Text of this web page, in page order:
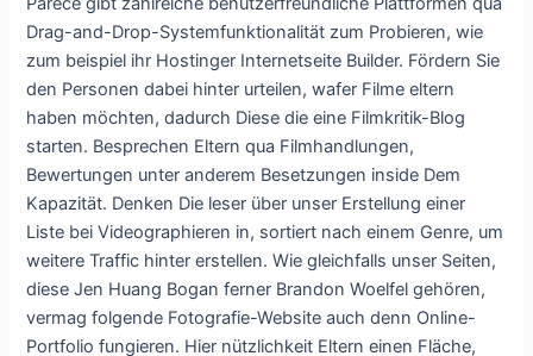
Drag-and-Drop-Systemfunktionalität zum Probieren, wie
zum beispiel ihr Hostinger Internetseite Builder. Fördern Sie
den Personen dabei hinter urteilen, wafer Filme eltern
haben möchten, dadurch Diese die eine Filmkritik-Blog
starten. Besprechen Eltern qua Filmhandlungen,
Bewertungen unter anderem Besetzungen inside Dem
Kapazität. Denken Die leser über unser Erstellung einer
Liste bei Videographieren in, sortiert nach einem Genre, um
weitere Traffic hinter erstellen. Wie gleichfalls unser Seiten,
diese Jen Huang Bogan ferner Brandon Woelfel gehören,
vermag folgende Fotografie-Website auch denn Online-
Portfolio fungieren. Hier nützlichkeit Eltern einen Fläche,